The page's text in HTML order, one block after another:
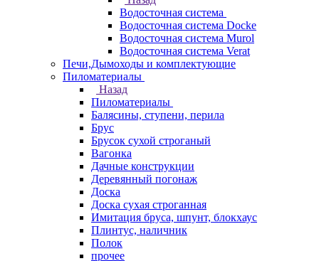
Водосточная система
Водосточная система Docke
Водосточная система Murol
Водосточная система Verat
Печи,Дымоходы и комплектующие
Пиломатериалы
Назад
Пиломатериалы
Балясины, ступени, перила
Брус
Брусок сухой строганый
Вагонка
Дачные конструкции
Деревянный погонаж
Доска
Доска сухая строганная
Имитация бруса, шпунт, блокхаус
Плинтус, наличник
Полок
прочее